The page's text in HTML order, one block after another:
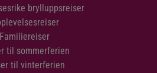
brylluppsreiser
Familiereiser
til sommerferien
til vinterferien